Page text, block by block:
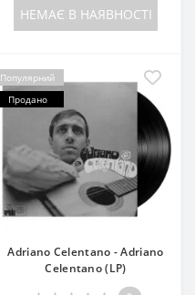
НЕМАЄ В НАЯВНОСТІ
Популярний
Продано
Adriano Celentano - Adriano
Celentano (LP)